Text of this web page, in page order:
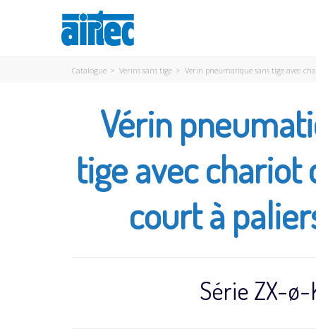
Catalogue > Verins sans tige > Verin pneumatique sans tige avec
Vérin
tige avec chariot
court à
Série ZX-ø-